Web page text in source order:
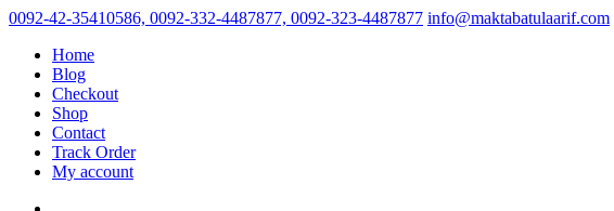
Skip
content
0092-42-35410586, 0092-332-4487877, 0092-323-4487877 info@maktabatulaarif.com
Home
Blog
Checkout
Shop
Contact
Track Order
My account